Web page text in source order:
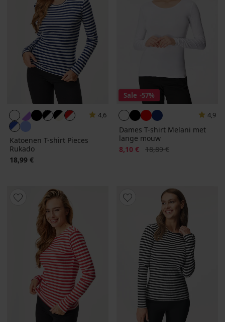
4,6
Katoenen T-shirt Pieces
Rukado
18,99 €
Sale -57%
4,9
Dames T-shirt Melani met
lange mouw
Korting
8,10 € Oorspronkelijke prijs
18,89 €